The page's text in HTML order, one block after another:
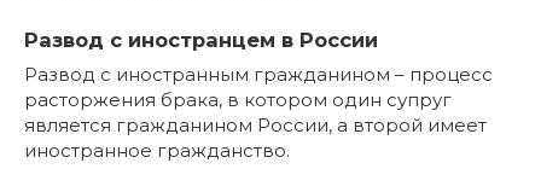
Развод с иностранцем в России
Развод с иностранным гражданином – процесс
расторжения брака, в котором один супруг
является гражданином России, а второй имеет
иностранное гражданство.